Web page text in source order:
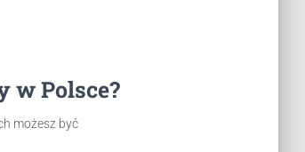
w Polsce?
możesz być